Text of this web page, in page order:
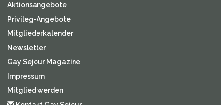
Aktionsangebote
Privileg-Angebote
Mitgliederkalender
Newsletter
Gay Sejour Magazine
Impressum
Mitglied werden